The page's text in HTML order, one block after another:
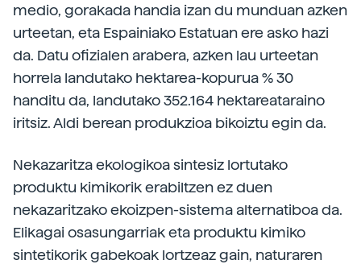
medio, gorakada handia izan du munduan azken
urteetan, eta Espainiako Estatuan ere asko hazi
da. Datu ofizialen arabera, azken lau urteetan
horrela landutako hektarea-kopurua % 30
handitu da, landutako 352.164 hektareataraino
iritsiz. Aldi berean produkzioa bikoiztu egin da.
Nekazaritza ekologikoa sintesiz lortutako
produktu kimikorik erabiltzen ez duen
nekazaritzako ekoizpen-sistema alternatiboa da.
Elikagai osasungarriak eta produktu kimiko
sintetikorik gabekoak lortzeaz gain, naturaren